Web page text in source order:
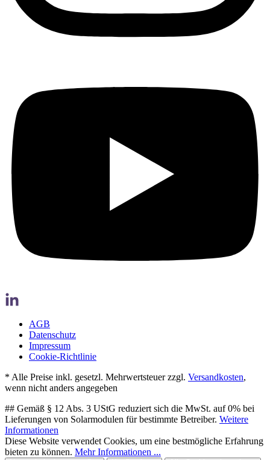
AGB
Datenschutz
Impressum
Cookie-Richtlinie
* Alle Preise inkl. gesetzl. Mehrwertsteuer zzgl. Versandkosten,
wenn nicht anders angegeben
## Gemäß § 12 Abs. 3 UStG reduziert sich die MwSt. auf 0% bei
Lieferungen von Solarmodulen für bestimmte Betreiber. Weitere
Informationen
Diese Website verwendet Cookies, um eine bestmögliche Erfahrung
bieten zu können. Mehr Informationen ...